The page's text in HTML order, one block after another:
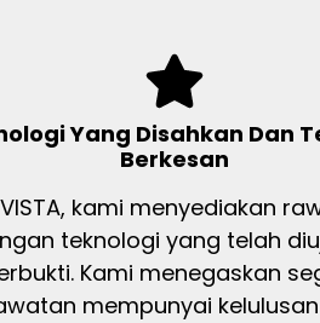
Yang Disahkan Dan
Berkesan
kami menyediakan
teknologi yang telah
Kami menegaskan
mempunyai kelulusan